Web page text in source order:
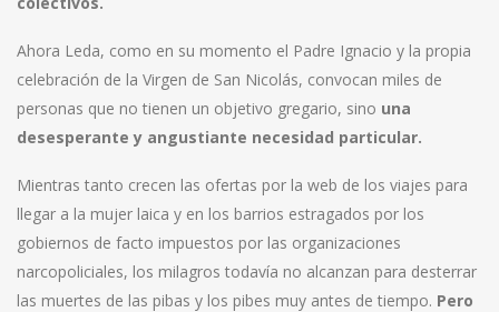
Ahora Leda, como en su momento el Padre Ignacio y la propia
celebración de la Virgen de San Nicolás, convocan miles de
personas que no tienen un objetivo gregario, sino una
desesperante y angustiante necesidad particular.
Mientras tanto crecen las ofertas por la web de los viajes para
llegar a la mujer laica y en los barrios estragados por los
gobiernos de facto impuestos por las organizaciones
narcopoliciales, los milagros todavía no alcanzan para desterrar
las muertes de las pibas y los pibes muy antes de tiempo. Pero